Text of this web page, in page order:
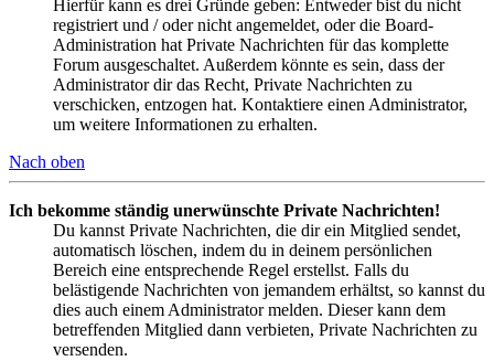
Hierfür kann es drei Gründe geben: Entweder bist du nicht
registriert und / oder nicht angemeldet, oder die Board-
Administration hat Private Nachrichten für das komplette
Forum ausgeschaltet. Außerdem könnte es sein, dass der
Administrator dir das Recht, Private Nachrichten zu
verschicken, entzogen hat. Kontaktiere einen Administrator,
um weitere Informationen zu erhalten.
Nach oben
Ich bekomme ständig unerwünschte Private Nachrichten!
Du kannst Private Nachrichten, die dir ein Mitglied sendet,
automatisch löschen, indem du in deinem persönlichen
Bereich eine entsprechende Regel erstellst. Falls du
belästigende Nachrichten von jemandem erhältst, so kannst du
dies auch einem Administrator melden. Dieser kann dem
betreffenden Mitglied dann verbieten, Private Nachrichten zu
versenden.